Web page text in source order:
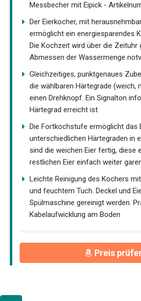
Messbecher mit Eipick -
Der Eierkocher, mit
ermöglicht ein energiesparendes
Die Kochzeit wird über die Zeituhr
Abmessen der Wassermenge
Gleichzeitiges, punktgenaues
die wählbaren Härtegrade (weich,
einen Drehknopf. Ein Signalton
Härtegrad erreicht ist
Die Fortkochstufe ermöglicht das
unterschiedlichen Härtegraden in
sind die weichen Eier fertig, diese
restlichen Eier einfach weiter
Leichte Reinigung des Kochers
und feuchtem Tuch. Deckel und
Spülmaschine gereinigt werden.
Kabelaufwicklung am Boden
Preis